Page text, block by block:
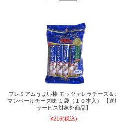
プレミアムうまい棒 モッツァレラチーズ＆
マンベールチーズ味 １袋（１０本入） 【送
サービス対象外商品】
¥216(税込)